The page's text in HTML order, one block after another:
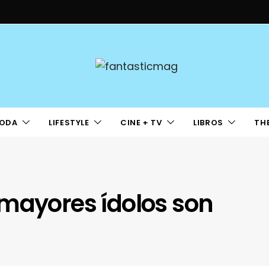
LIFESTYLE CINE + TV LIBROS
ídolos son